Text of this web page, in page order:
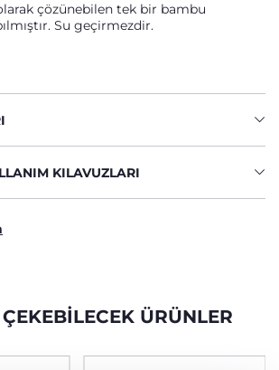
çözünebilen tek bir bambu
Su geçirmezdir.
KILAVUZLARI
ÜRÜNLER